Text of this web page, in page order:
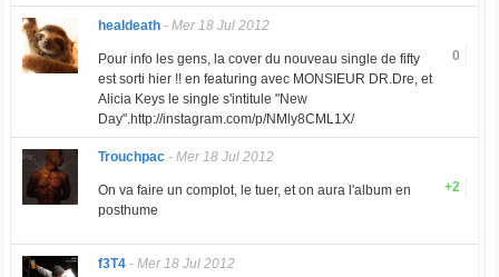
healdeath- Mer 18 Jul 2012
0
Pour info les gens, la cover du nouveau single de fifty
est sorti hier !! en featuring avec MONSIEUR DR.Dre, et
Alicia Keys le single s'intitule "New
Day".http://instagram.com/p/NMly8CML1X/
Trouchpac- Mer 18 Jul 2012
+2
On va faire un complot, le tuer, et on aura l'album en
posthume
f3T4- Mer 18 Jul 2012